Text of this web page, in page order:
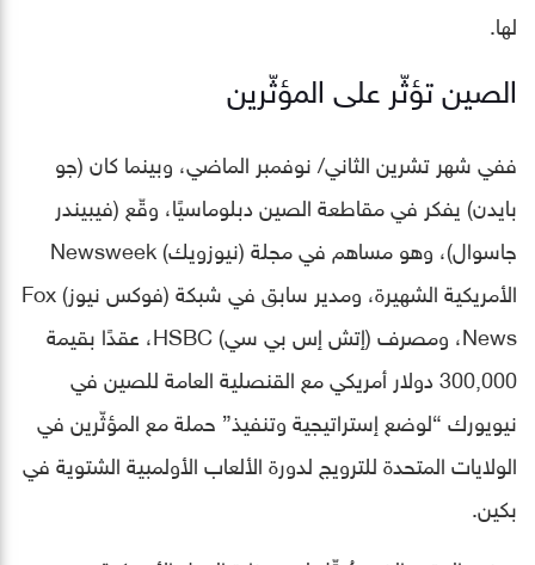
لها.
الصين تؤثّر على المؤثّرين
ففي شهر تشرين الثاني/ نوفمبر الماضي، وبينما كان (جو
بايدن) يفكر في مقاطعة الصين دبلوماسيًا، وقّع (فيبيندر
جاسوال)، وهو مساهم في مجلة (نيوزويك) Newsweek
الأمريكية الشهيرة، ومدير سابق في شبكة (فوكس نيوز) Fox
News، ومصرف (إتش إس بي سي) HSBC، عقدًا بقيمة
300,000 دولار أمريكي مع القنصلية العامة للصين في
نيويورك “لوضع إستراتيجية وتنفيذ” حملة مع المؤثّرين في
الولايات المتحدة للترويج لدورة الألعاب الأولمبية الشتوية في
بكين.